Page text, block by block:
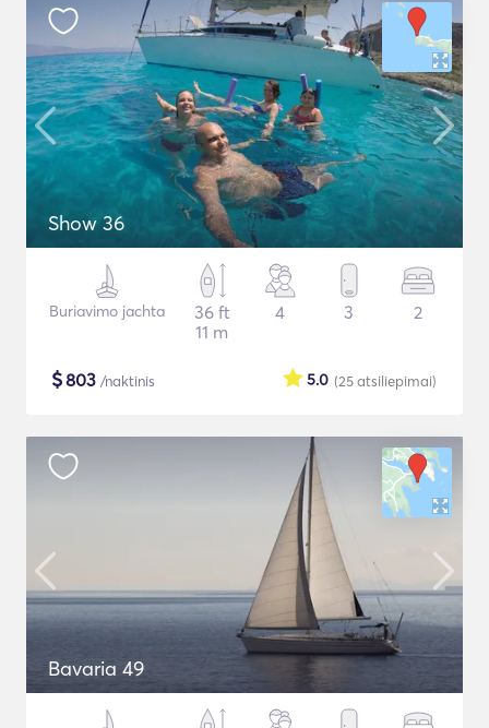
Show 36
Buriavimo jachta
36 ft
11 m
4 3 2
$803 /naktinis (25atsiliepimai)
5.0
Bavaria 49